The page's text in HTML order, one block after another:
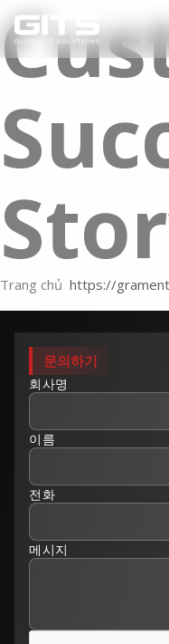
Trang chủ
문의하기
회사명
이름
전화
메시지